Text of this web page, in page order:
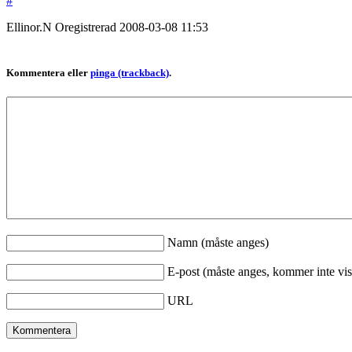
Ellinor.N Oregistrerad 2008-03-08 11:53
Kommentera eller pinga (trackback).
Namn (måste anges)
E-post (måste anges, kommer inte
URL